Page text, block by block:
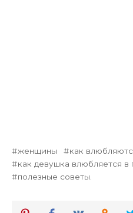
женщины
как
как девушка влюбляется в
полезные советы.